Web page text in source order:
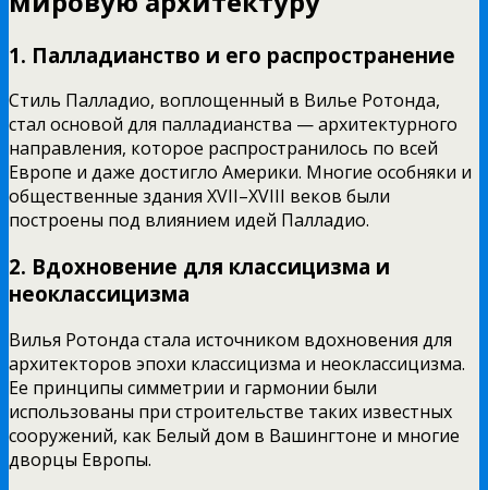
1. Палладианство и его распространение
Стиль Палладио, воплощенный в Вилье Ротонда,
стал основой для палладианства — архитектурного
направления, которое распространилось по всей
Европе и даже достигло Америки. Многие особняки и
общественные здания XVII–XVIII веков были
построены под влиянием идей Палладио.
2. Вдохновение для классицизма и
неоклассицизма
Вилья Ротонда стала источником вдохновения для
архитекторов эпохи классицизма и неоклассицизма.
Ее принципы симметрии и гармонии были
использованы при строительстве таких известных
сооружений, как Белый дом в Вашингтоне и многие
дворцы Европы.